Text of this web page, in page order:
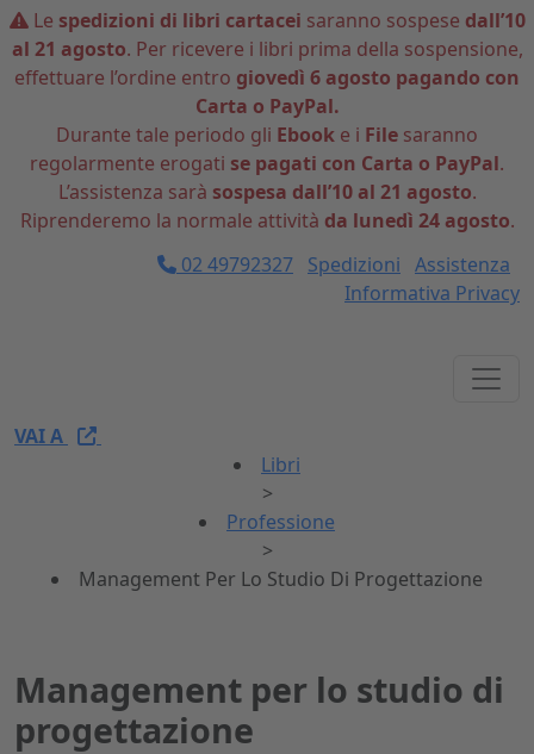
Le spedizioni di libri cartacei saranno sospese dall’10
al 21 agosto. Per ricevere i libri prima della sospensione,
effettuare l’ordine entro giovedì 6 agosto pagando con
Carta o PayPal.
Durante tale periodo gli Ebook e i File saranno
regolarmente erogati se pagati con Carta o PayPal.
L’assistenza sarà sospesa dall’10 al 21 agosto.
Riprenderemo la normale attività da lunedì 24 agosto.
02 49792327 Spedizioni Assistenza
Informativa Privacy
VAI A
Libri
>
Professione
>
Management Per Lo Studio Di Progettazione
Management per lo studio di
progettazione